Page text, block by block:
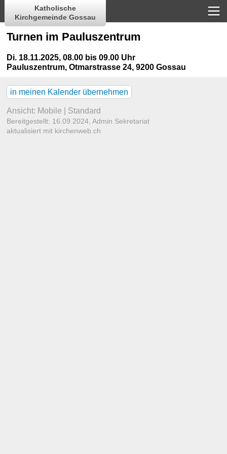
Katholische
Kirchgemeinde Gossau
Turnen im Pauluszentrum
Di. 18.11.2025, 08.00 bis 09.00 Uhr
Pauluszentrum,Otmarstrasse 24, 9200 Gossau
in meinen Kalender übernehmen
Ansicht: Mobile Standard
Bereitgestellt: 16.09.2024,Admin Sekretariat
aktualisiert mit kirchenweb.ch